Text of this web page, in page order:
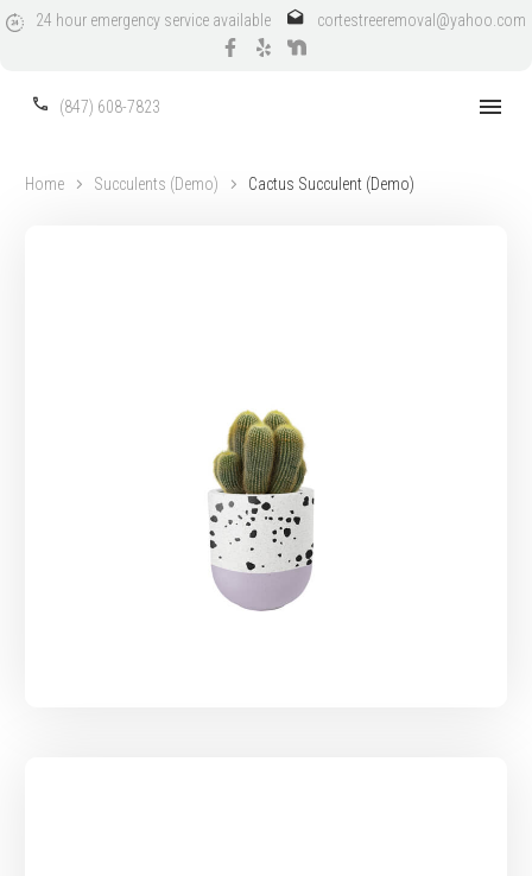
24 hour emergency service available cortestreeremoval@yahoo.com
(847) 608-7823
Home Succulents (Demo) Cactus Succulent (Demo)